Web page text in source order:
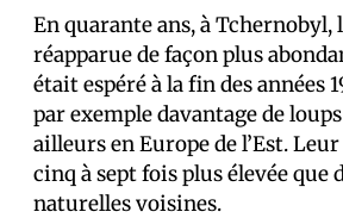
En quarante ans, à Tchernobyl,
réapparue de façon plus
était espéré à la fin des années
par exemple davantage de
ailleurs en Europe de l’Est.
cinq à sept fois plus élevée que
naturelles voisines.